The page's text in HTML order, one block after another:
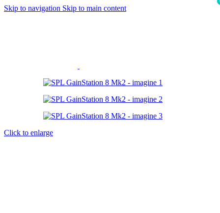
Skip to navigation Skip to main content
Click to enlarge